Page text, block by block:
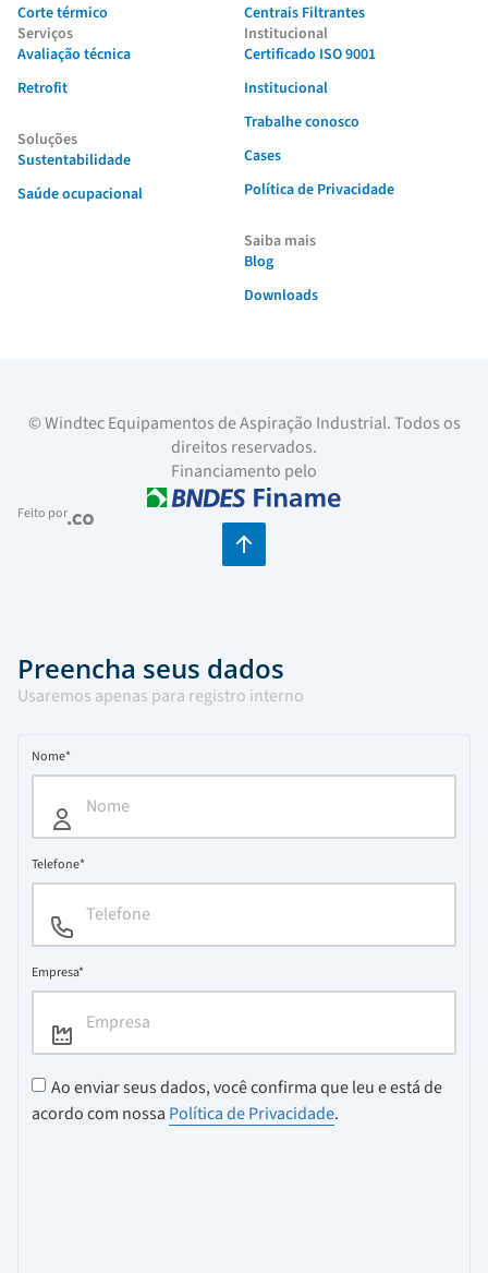
Corte térmico
Centrais Filtrantes
Serviços
Avaliação técnica
Retrofit
Soluções
Sustentabilidade
Saúde ocupacional
Institucional
Certificado ISO 9001
Institucional
Trabalhe conosco
Cases
Política de Privacidade
Saiba mais
Blog
Downloads
© Windtec Equipamentos de Aspiração Industrial. Todos os
direitos reservados.
Financiamento pelo
Feito por
Preencha seus dados
Usaremos apenas para registro interno
Nome*
Telefone*
Empresa*
Ao enviar seus dados, você confirma que leu e está de
acordo com nossa Política de Privacidade.